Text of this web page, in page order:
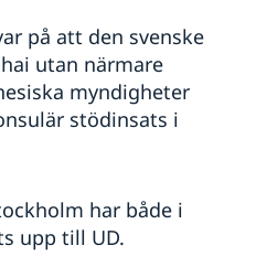
väderförhållanden
på att den svenske
utan närmare
myndigheter
stödinsats i
har både i
upp till UD.